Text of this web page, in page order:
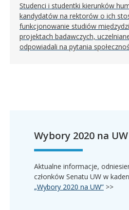
Studenci i studentki kierunków
kandydatów na rektorów o ich
funkcjonowanie studiów
projektach badawczych,
odpowiadali na pytania
Wybory 2020 na UW
Aktualne informacje,
członków Senatu UW w
„Wybory 2020 na UW” >>